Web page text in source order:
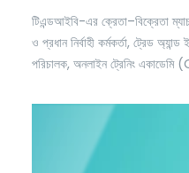
টিএন্ডআইবি-এর ক্রেতা–বিক্রেতা
ও প্রধান নির্বাহী কর্মকর্তা, ট্রেড
পরিচালক, অনলাইন ট্রেনিং একাডেমি
বৈশ্বিক বাজারে সঠিক ক্রেতার সাথে
বিলাসিতা নয়, এটি এখন একটি